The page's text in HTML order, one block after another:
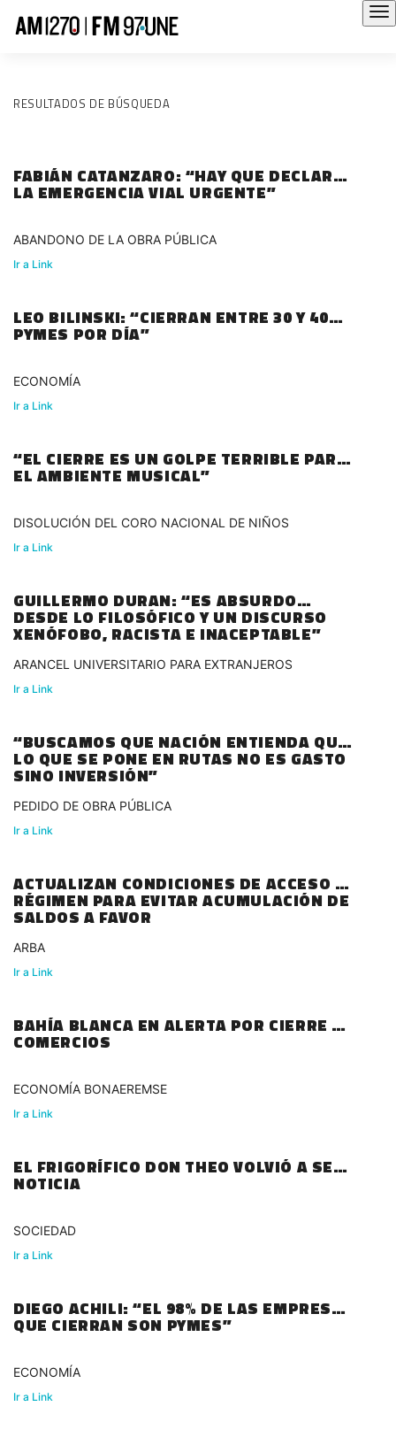
RESULTADOS DE BÚSQUEDA
FABIÁN CATANZARO: “HAY QUE DECLARAR
LA EMERGENCIA VIAL URGENTE”
ABANDONO DE LA OBRA PÚBLICA
Ir a Link
LEO BILINSKI: “CIERRAN ENTRE 30 Y 40
PYMES POR DÍA”
ECONOMÍA
Ir a Link
“EL CIERRE ES UN GOLPE TERRIBLE PARA
EL AMBIENTE MUSICAL”
DISOLUCIÓN DEL CORO NACIONAL DE NIÑOS
Ir a Link
GUILLERMO DURAN: “ES ABSURDO
DESDE LO FILOSÓFICO Y UN DISCURSO
XENÓFOBO, RACISTA E INACEPTABLE”
ARANCEL UNIVERSITARIO PARA EXTRANJEROS
Ir a Link
“BUSCAMOS QUE NACIÓN ENTIENDA QUE
LO QUE SE PONE EN RUTAS NO ES GASTO
SINO INVERSIÓN”
PEDIDO DE OBRA PÚBLICA
Ir a Link
ACTUALIZAN CONDICIONES DE ACCESO AL
RÉGIMEN PARA EVITAR ACUMULACIÓN DE
SALDOS A FAVOR
ARBA
Ir a Link
BAHÍA BLANCA EN ALERTA POR CIERRE DE
COMERCIOS
ECONOMÍA BONAEREMSE
Ir a Link
EL FRIGORÍFICO DON THEO VOLVIÓ A SER
NOTICIA
SOCIEDAD
Ir a Link
DIEGO ACHILI: “EL 98% DE LAS EMPRESAS
QUE CIERRAN SON PYMES”
ECONOMÍA
Ir a Link